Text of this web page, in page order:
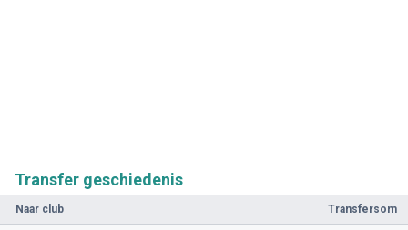
Transfer geschiedenis
Naar club Transfersom